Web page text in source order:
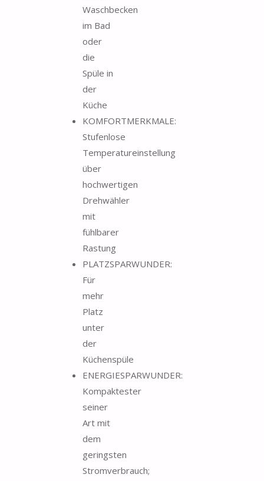
Waschbecken
im Bad
oder
die
Spüle in
der
Küche
KOMFORTMERKMALE:
Stufenlose
Temperatureinstellung
über
hochwertigen
Drehwähler
mit
fühlbarer
Rastung
PLATZSPARWUNDER:
Für
mehr
Platz
unter
der
Küchenspüle
ENERGIESPARWUNDER:
Kompaktester
seiner
Art mit
dem
geringsten
Stromverbrauch;